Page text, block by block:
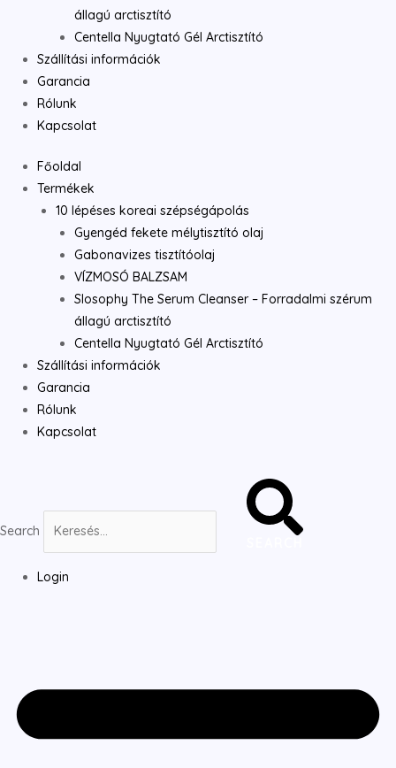
állagú arctisztító
Centella Nyugtató Gél Arctisztító
Szállítási információk
Garancia
Rólunk
Kapcsolat
Főoldal
Termékek
10 lépéses koreai szépségápolás
Gyengéd fekete mélytisztító olaj
Gabonavizes tisztítóolaj
VÍZMOSÓ BALZSAM
Slosophy The Serum Cleanser – Forradalmi szérum
állagú arctisztító
Centella Nyugtató Gél Arctisztító
Szállítási információk
Garancia
Rólunk
Kapcsolat
Search
Login